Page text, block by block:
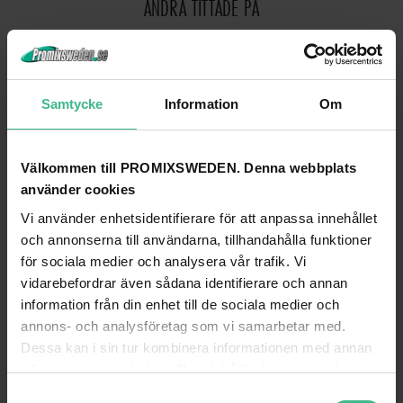
Samtycke Information Om
Välkommen till PROMIXSWEDEN. Denna webbplats
använder cookies
Vi använder enhetsidentifierare för att anpassa innehållet
och annonserna till användarna, tillhandahålla funktioner
för sociala medier och analysera vår trafik. Vi
vidarebefordrar även sådana identifierare och annan
information från din enhet till de sociala medier och
annons- och analysföretag som vi samarbetar med.
Dessa kan i sin tur kombinera informationen med annan
information som du har tillhandahållit eller som de har
ANDRA TITTADE PÅ
SHZ ROUND SLING WITH STEEL INLAY 2M/1000KG
SHZ Rundslingband med stål inlägg 2m / 1000KG
693 kr
SHZ ROUND SLING WITH STEEL INLAY
925 kr